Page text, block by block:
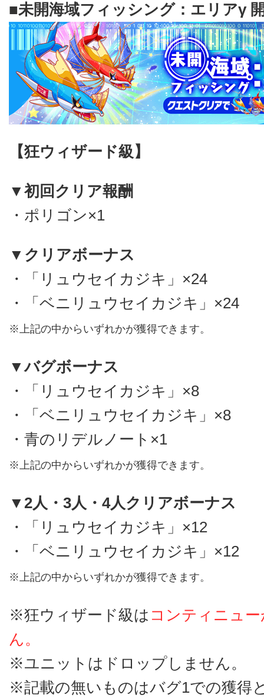
■未開海域フィッシング：エリアγ
【狂ウィザード級】
▼初回クリア報酬
・ポリゴン×1
▼クリアボーナス
・「リュウセイカジキ」×24
・「ベニリュウセイカジキ」×24
※上記の中からいずれかが獲得できます。
▼バグボーナス
・「リュウセイカジキ」×8
・「ベニリュウセイカジキ」×8
・青のリデルノート×1
※上記の中からいずれかが獲得できます。
▼2人・3人・4人クリアボーナス
・「リュウセイカジキ」×12
・「ベニリュウセイカジキ」×12
※上記の中からいずれかが獲得できます。
※狂ウィザード級は コンティニュ
ん。
※ユニットはドロップしません。
※記載の無いものはバグ1での獲得